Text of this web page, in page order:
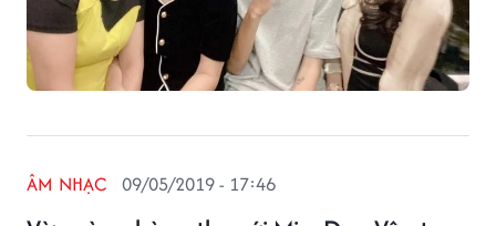
ÂM NHẠC 09/05/2019 - 17:46